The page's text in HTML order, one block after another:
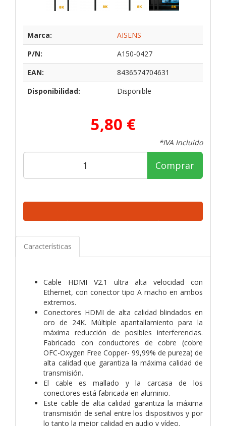
Marca:
AISENS
P/N:
A150-0427
EAN:
8436574704631
Disponibilidad:
Disponible
5,80 €
*IVA Incluido
Comprar
Características
Cable HDMI V2.1 ultra alta velocidad con
Ethernet, con conector tipo A macho en ambos
extremos.
Conectores HDMI de alta calidad blindados en
oro de 24K. Múltiple apantallamiento para la
máxima reducción de posibles interferencias.
Fabricado con conductores de cobre (cobre
OFC-Oxygen Free Copper- 99,99% de pureza) de
alta calidad que garantiza la máxima calidad de
transmisión.
El cable es mallado y la carcasa de los
conectores está fabricada en aluminio.
Este cable de alta calidad garantiza la máxima
transmisión de señal entre los dispositivos y por
lo tanto la mejor calidad en audio y vídeo.